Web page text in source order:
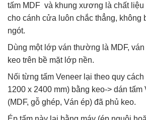
tấm MDF và khung xương là chất
cho cánh cửa luôn chắc thẳng, không
ngót.
Dùng một lớp ván thường là MDF, ván
keo trên bề mặt lớp nền.
Nối từng tấm Veneer lại theo quy
1200 x 2400 mm) bằng keo-> dán
(MDF, gỗ ghép, Ván ép) đã phủ keo.